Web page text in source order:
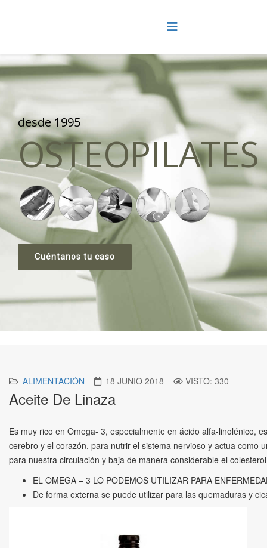
desde 1995
OSTEOPILATES
Cuéntanos tu caso
ALIMENTACIÓN 18 JUNIO 2018 VISTO: 330
Aceite De Linaza
Es muy rico en Omega- 3, especialmente en ácido alfa-linolénico,
cerebro y el corazón, para nutrir el sistema nervioso y actua como
para nuestra circulación y baja de manera considerable el
EL OMEGA – 3 LO PODEMOS UTILIZAR PARA
De forma externa se puede utilizar para las quemaduras y